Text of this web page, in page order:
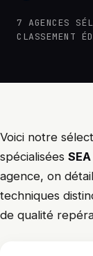
7 AGENCES
CLASSEMENT
Voici notre
spécialisées SEA
agence, on
techniques
de qualité